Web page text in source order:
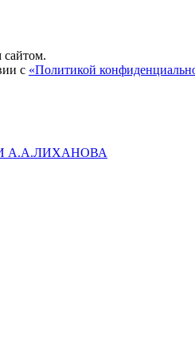
с «Политикой
А.А.ЛИХАНОВА